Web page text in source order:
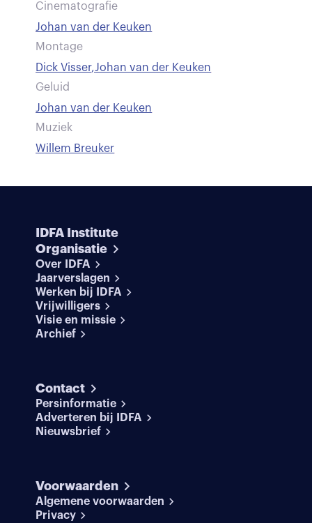
Cinematografie
Johan van der Keuken
Montage
Dick Visser,Johan van der Keuken
Geluid
Johan van der Keuken
Muziek
Willem Breuker
IDFA Institute
Organisatie
Over IDFA
Jaarverslagen
Werken bij IDFA
Vrijwilligers
Visie en missie
Archief
Contact
Persinformatie
Adverteren bij IDFA
Nieuwsbrief
Voorwaarden
Algemene voorwaarden
Privacy